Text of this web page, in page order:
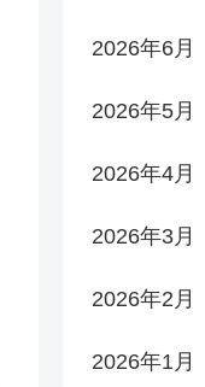
2026年6月
2026年5月
2026年4月
2026年3月
2026年2月
2026年1月